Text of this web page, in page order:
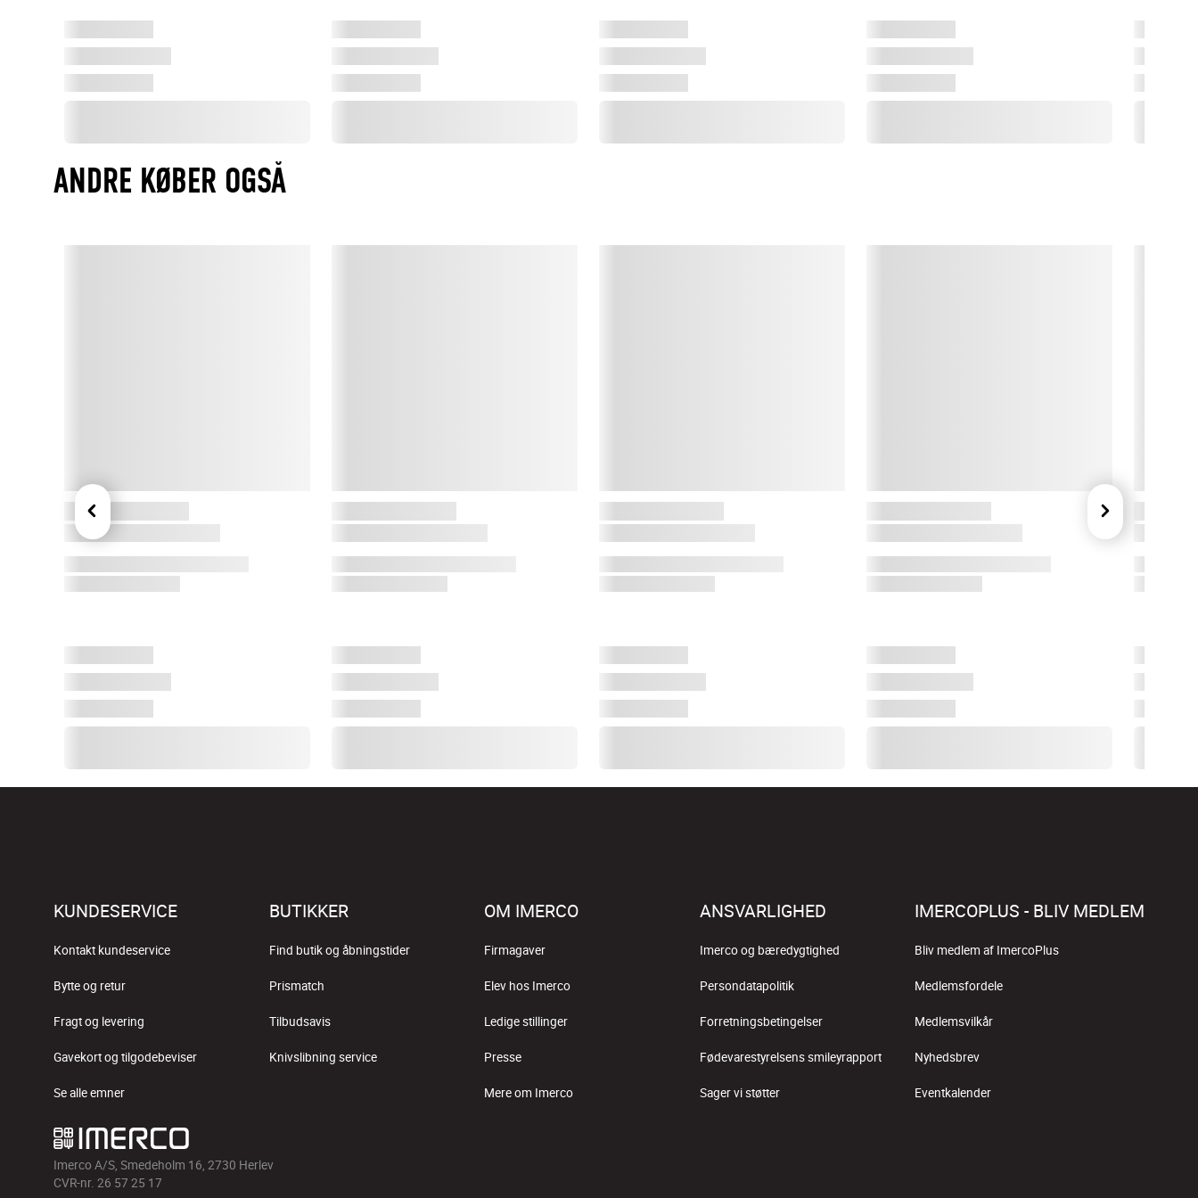
hvert bord og hver reol bærer præg af en historie – men fælles
for dem alle er ønsket om at bringe mennesker tættere
sammen i hjem, der summer af liv.
ANDRE KØBER OGSÅ
KUNDESERVICE
Kontakt kundeservice
Bytte og retur
Fragt og levering
Gavekort og tilgodebeviser
Se alle emner
BUTIKKER
Find butik og åbningstider
Prismatch
Tilbudsavis
Knivslibning service
OM IMERCO
Firmagaver
Elev hos Imerco
Ledige stillinger
Presse
Mere om Imerco
ANSVARLIGHED
Imerco og bæredygtighed
Persondatapolitik
Forretningsbetingelser
Fødevarestyrelsens smileyrapport
Sager vi støtter
IMERCOPLUS - BLIV MEDLEM
Bliv medlem af ImercoPlus
Medlemsfordele
Medlemsvilkår
Nyhedsbrev
Eventkalender
Imerco A/S, Smedeholm 16, 2730 Herlev
CVR-nr. 26 57 25 17